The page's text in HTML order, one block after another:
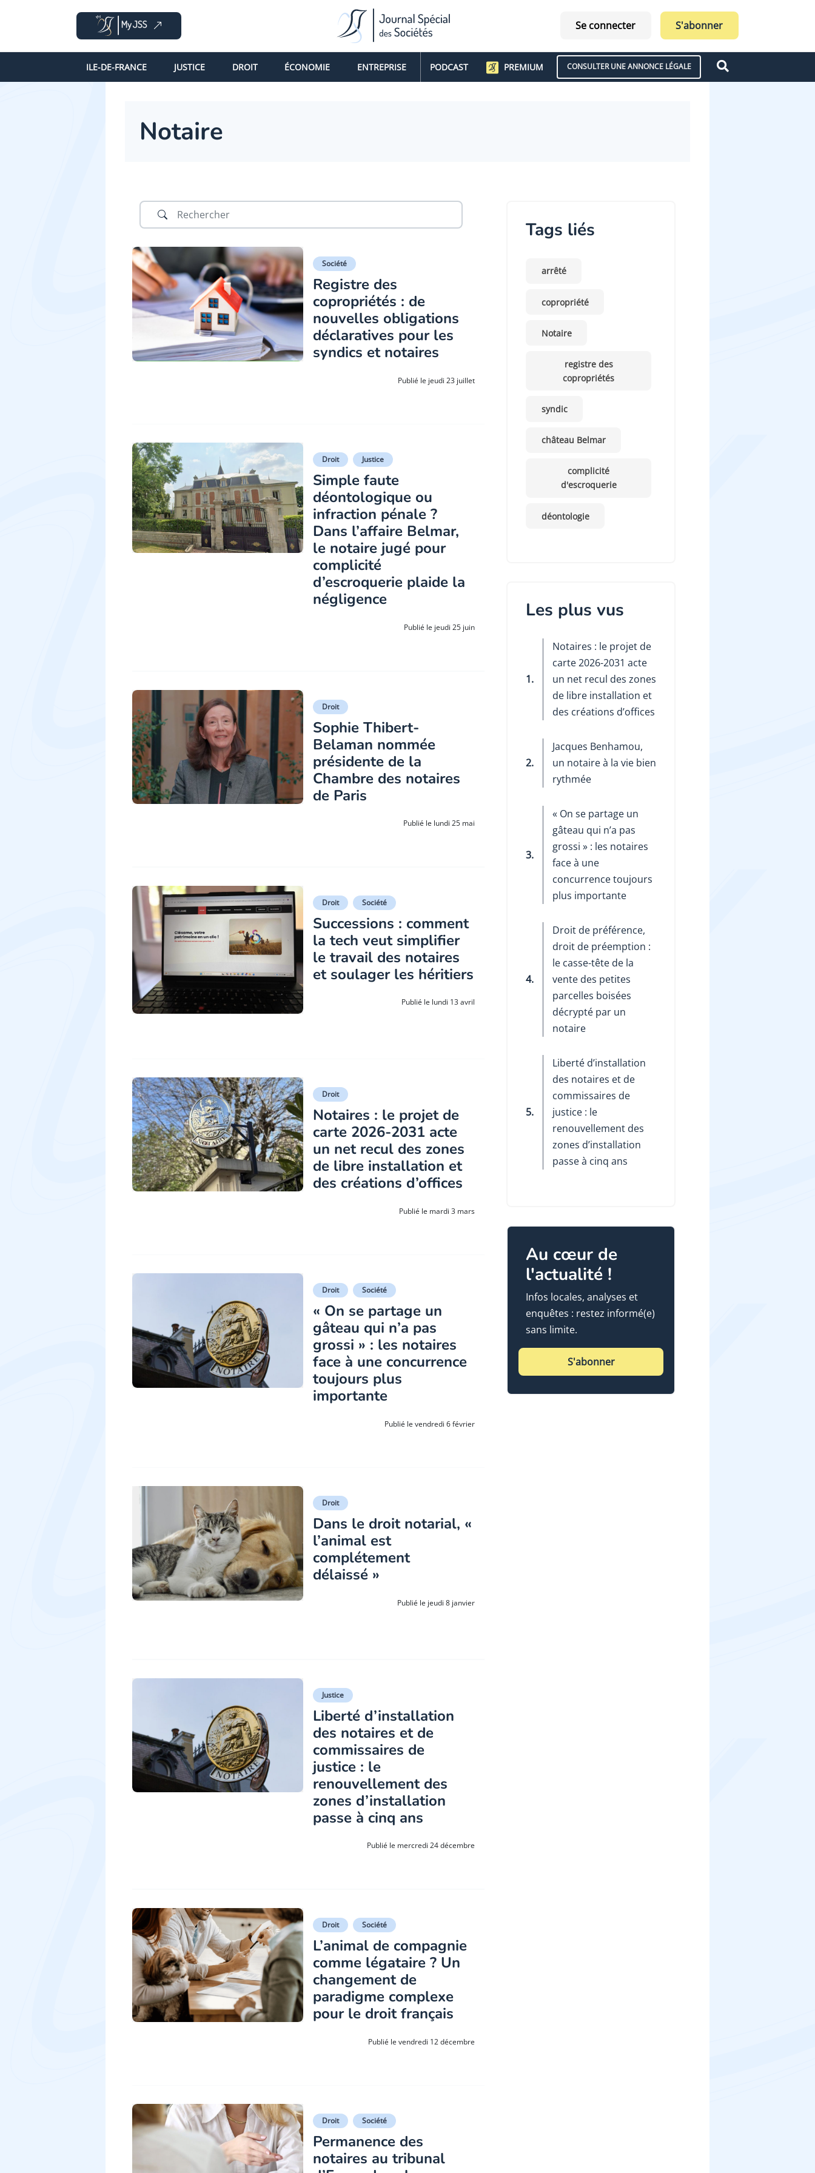
Se connecter S'abonner
ILE-DE-FRANCE JUSTICE DROIT ÉCONOMIE ENTREPRISE PODCAST PREMIUM CONSULTER UNE ANNONCE LÉGALE
Notaire
Société
Registre des
copropriétés : de
nouvelles obligations
déclaratives pour les
syndics et notaires
Publié le jeudi 23 juillet
Droit Justice
Simple faute
déontologique ou
infraction pénale ?
Dans l’affaire Belmar,
le notaire jugé pour
complicité
d’escroquerie plaide la
négligence
Publié le jeudi 25 juin
Droit
Sophie Thibert-
Belaman nommée
présidente de la
Chambre des notaires
de Paris
Publié le lundi 25 mai
Droit Société
Successions : comment
la tech veut simplifier
le travail des notaires
et soulager les héritiers
Publié le lundi 13 avril
Droit
Notaires : le projet de
carte 2026-2031 acte
un net recul des zones
de libre installation et
des créations d’offices
Publié le mardi 3 mars
Droit Société
« On se partage un
gâteau qui n’a pas
grossi » : les notaires
face à une concurrence
toujours plus
importante
Publié le vendredi 6 février
Droit
Dans le droit notarial, «
l’animal est
complétement
délaissé »
Publié le jeudi 8 janvier
Justice
Liberté d’installation
des notaires et de
commissaires de
justice : le
renouvellement des
zones d’installation
passe à cinq ans
Publié le mercredi 24 décembre
Droit Société
L’animal de compagnie
comme légataire ? Un
changement de
paradigme complexe
pour le droit français
Publié le vendredi 12 décembre
Droit Société
Permanence des
notaires au tribunal
Tags liés
arrêté
copropriété
Notaire
registre des
copropriétés
syndic
château Belmar
complicité
d'escroquerie
déontologie
Les plus vus
1.
Notaires : le projet de
carte 2026-2031 acte
un net recul des zones
de libre installation et
des créations d’offices
2.
Jacques Benhamou,
un notaire à la vie bien
rythmée
3.
« On se partage un
gâteau qui n’a pas
grossi » : les notaires
face à une
concurrence toujours
plus importante
4.
Droit de préférence,
droit de préemption :
le casse-tête de la
vente des petites
parcelles boisées
décrypté par un
notaire
5.
Liberté d’installation
des notaires et de
commissaires de
justice : le
renouvellement des
zones d’installation
passe à cinq ans
Au cœur de
l'actualité !
Infos locales, analyses et
enquêtes : restez informé(e)
sans limite.
S'abonner